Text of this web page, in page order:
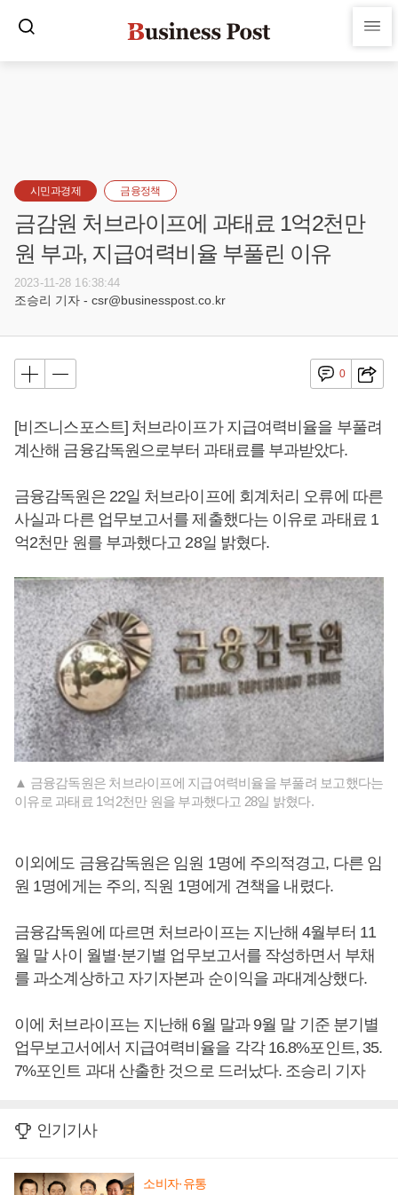
시민과경제 금융정책
금감원 처브라이프에 과태료 1억2천만
원 부과, 지급여력비율 부풀린 이유
2023-11-28 16:38:44
조승리 기자 - csr@businesspost.co.kr
0
[비즈니스포스트] 처브라이프가 지급여력비율을 부풀려
계산해 금융감독원으로부터 과태료를 부과받았다.
금융감독원은 22일 처브라이프에 회계처리 오류에 따른
사실과 다른 업무보고서를 제출했다는 이유로 과태료 1
억2천만 원를 부과했다고 28일 밝혔다.
▲ 금융감독원은 처브라이프에 지급여력비율을 부풀려 보고했다는
이유로 과태료 1억2천만 원을 부과했다고 28일 밝혔다.
이외에도 금융감독원은 임원 1명에 주의적경고, 다른 임
원 1명에게는 주의, 직원 1명에게 견책을 내렸다.
금융감독원에 따르면 처브라이프는 지난해 4월부터 11
월 말 사이 월별·분기별 업무보고서를 작성하면서 부채
를 과소계상하고 자기자본과 순이익을 과대계상했다.
이에 처브라이프는 지난해 6월 말과 9월 말 기준 분기별
업무보고서에서 지급여력비율을 각각 16.8%포인트, 35.
7%포인트 과대 산출한 것으로 드러났다. 조승리 기자
인기기사
소비자·유통